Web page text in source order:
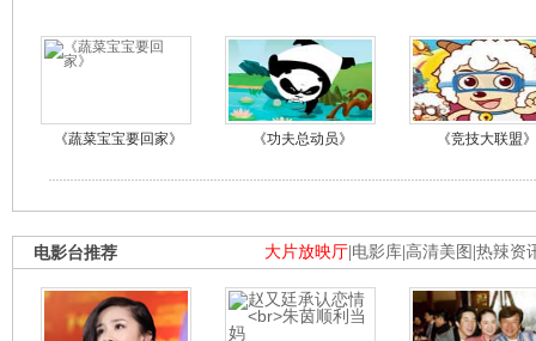
《蔬菜宝宝要回家》 《功夫总动员》 《竞技大联盟》
大片放映厅 电影库 高清美图 热辣资
电影台推荐